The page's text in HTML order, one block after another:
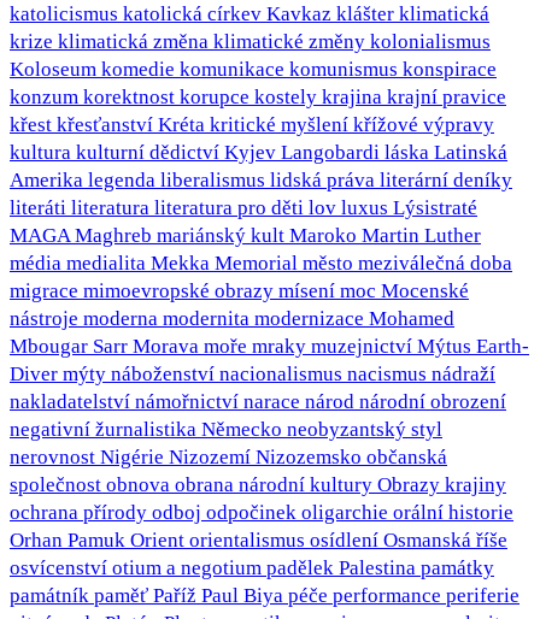
katolicismus katolická církev Kavkaz klášter klimatická
krize klimatická změna klimatické změny kolonialismus
Koloseum komedie komunikace komunismus konspirace
konzum korektnost korupce kostely krajina krajní pravice
křest křesťanství Kréta kritické myšlení křížové výpravy
kultura kulturní dědictví Kyjev Langobardi láska Latinská
Amerika legenda liberalismus lidská práva literární deníky
literáti literatura literatura pro děti lov luxus Lýsistraté
MAGAMaghreb mariánský kult Maroko Martin Luther
média medialita Mekka Memorial město meziválečná doba
migrace mimoevropské obrazy mísení moc Mocenské
nástroje moderna modernita modernizace Mohamed
Mbougar Sarr Morava moře mraky muzejnictví Mýtus Earth-
Diver mýty náboženství nacionalismus nacismus nádraží
nakladatelství námořnictví narace národ národní obrození
negativní žurnalistika Německo neobyzantský styl
nerovnost Nigérie Nizozemí Nizozemsko občanská
společnost obnova obrana národní kultury Obrazy krajiny
ochrana přírody odboj odpočinek oligarchie orální historie
Orhan Pamuk Orient orientalismus osídlení Osmanská říše
osvícenství otium a negotium padělek Palestina památky
památník paměť Paříž Paul Biya péče performance periferie